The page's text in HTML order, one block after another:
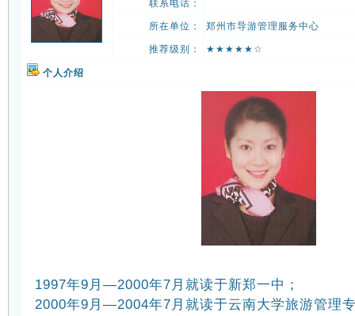
联系电话：
所在单位： 郑州市导游管理服务中心
推荐级别： ★★★★★☆
个人介绍
1997年9月—2000年7月就读于新郑一中；
2000年9月—2004年7月就读于云南大学旅游管理